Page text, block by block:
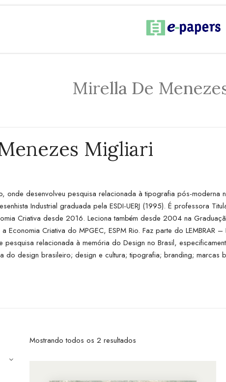
Mirella De
Migliari
onde desenvolveu pesquisa relacionada à tipografia pós-moderna
Industrial graduada pela ESDI-UERJ (1995). É professora
Criativa desde 2016. Leciona também desde 2004 na
Economia Criativa do MPGEC, ESPM Rio. Faz parte do
pesquisa relacionada à memória do Design no Brasil,
do design brasileiro; design e cultura; tipografia; branding; marcas
Mostrando todos os 2 resultados